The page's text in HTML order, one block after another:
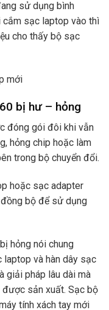
sử dụng bình
cắm sạc laptop vào thì
cho thấy bộ sạc
mới
bị hư – hỏng
đóng gói đôi khi vẫn
hỏng chip hoặc làm
trong bộ chuyển đổi.
hoặc sạc adapter
bộ để sử dụng
hỏng nói chung
và hàn dây sạc
giải pháp lâu dài mà
sản xuất. Sạc bộ
tính xách tay mới